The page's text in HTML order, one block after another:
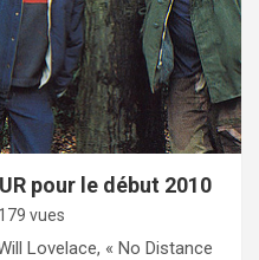
pour le début 2010
vues
Lovelace, « No Distance